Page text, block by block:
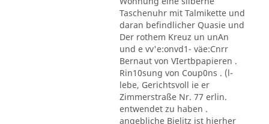
Taschenuhr mit Talmikette und
daran befindlicher Quasie und
Der rothem Kreuz un unAn
und e vv'e:onvd1- väe:Cnrr
Bernaut von VIertbpapieren .
Rin10sung von Coup0ns . (l-
lebe, Gerichtsvoll ie er
Zimmerstraße Nr. 77 erlin.
entwendet zu haben .
angebliche Bielitz ist hierher